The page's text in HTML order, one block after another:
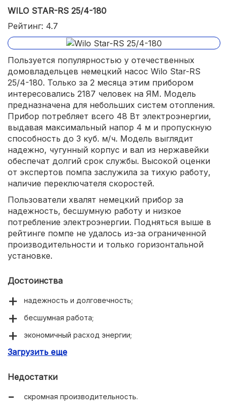
WILO STAR-RS 25/4-180
Рейтинг: 4.7
Пользуется популярностью у отечественных
домовладельцев немецкий насос Wilo Star-RS
25/4-180. Только за 2 месяца этим прибором
интересовались 2187 человек на ЯМ. Модель
предназначена для небольших систем отопления.
Прибор потребляет всего 48 Вт электроэнергии,
выдавая максимальный напор 4 м и пропускную
способность до 3 куб. м/ч. Модель выглядит
надежно, чугунный корпус и вал из нержавейки
обеспечат долгий срок службы. Высокой оценки
от экспертов помпа заслужила за тихую работу,
наличие переключателя скоростей.
Пользователи хвалят немецкий прибор за
надежность, бесшумную работу и низкое
потребление электроэнергии. Подняться выше в
рейтинге помпе не удалось из-за ограниченной
производительности и только горизонтальной
установке.
Достоинства
надежность и долговечность;
бесшумная работа;
экономичный расход энергии;
доступная цена.
Загрузить еще
Недостатки
скромная производительность.